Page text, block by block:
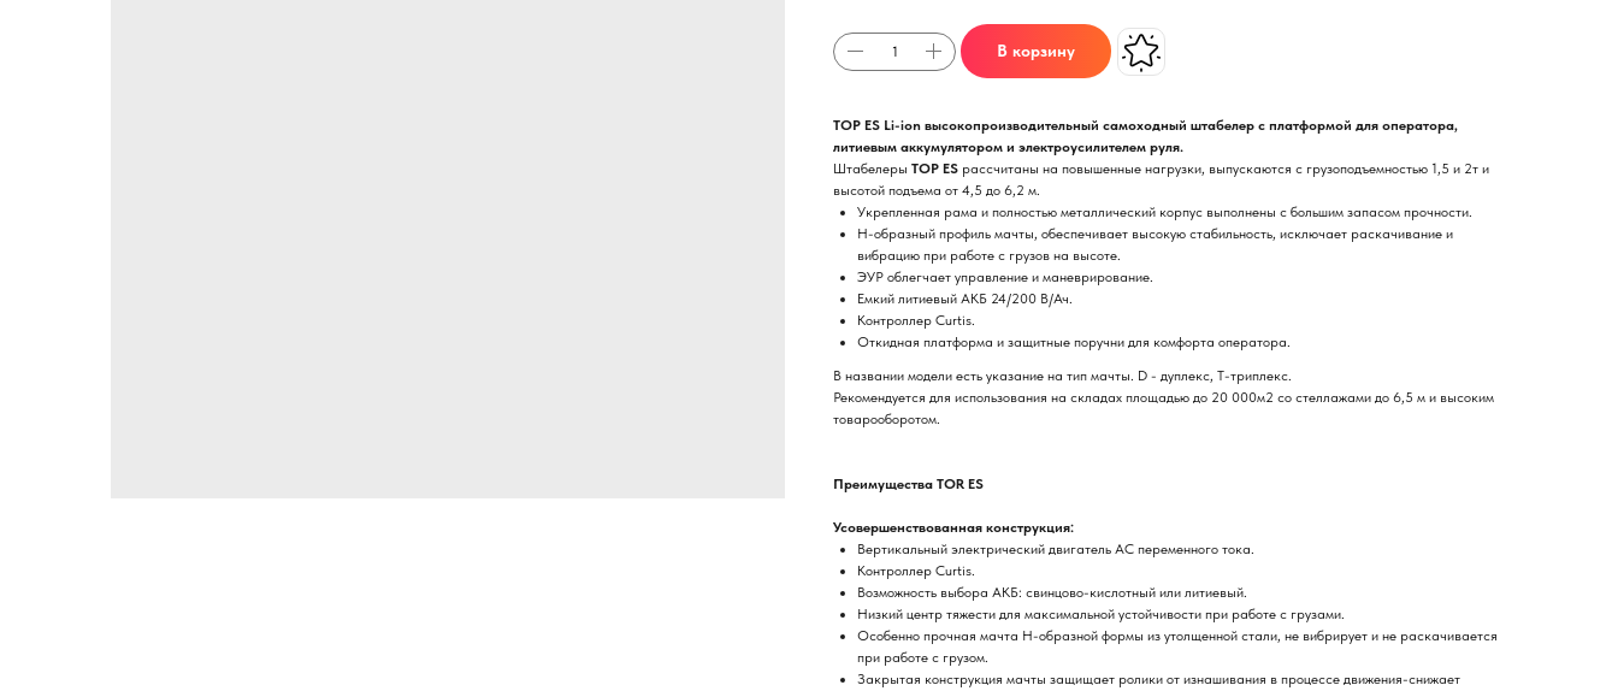
В корзину
ТОР ES Li-ion высокопроизводительный самоходный штабелер c платформой для оператора,
литиевым аккумулятором и электроусилителем руля.
Штабелеры ТОР ES рассчитаны на повышенные нагрузки, выпускаются с грузоподъемностью 1,5 и 2т и
высотой подъема от 4,5 до 6,2 м.
Укрепленная рама и полностью металлический корпус выполнены с большим запасом прочности.
Н-образный профиль мачты, обеспечивает высокую стабильность, исключает раскачивание и
вибрацию при работе с грузов на высоте.
ЭУР облегчает управление и маневрирование.
Емкий литиевый АКБ 24/200 В/Ач.
Контроллер Curtis.
Откидная платформа и защитные поручни для комфорта оператора.
В названии модели есть указание на тип мачты. D - дуплекс, Т-триплекс.
Рекомендуется для использования на складах площадью до 20 000м2 со стеллажами до 6,5 м и высоким
товарооборотом.
Преимущества TOR ES
Усовершенствованная конструкция:
Вертикальный электрический двигатель AC переменного тока.
Контроллер Curtis.
Возможность выбора АКБ: свинцово-кислотный или литиевый.
Низкий центр тяжести для максимальной устойчивости при работе с грузами.
Особенно прочная мачта H-образной формы из утолщенной стали, не вибрирует и не раскачивается
при работе с грузом.
Закрытая конструкция мачты защищает ролики от изнашивания в процессе движения-снижает